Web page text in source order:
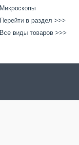
Микроскопы
Перейти в раздел >>>
Все виды товаров >>>